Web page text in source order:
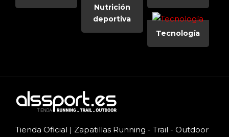
Nutrición
deportiva
Tecnología
Tienda Oficial | Zapatillas Running - Trail - Outdoor